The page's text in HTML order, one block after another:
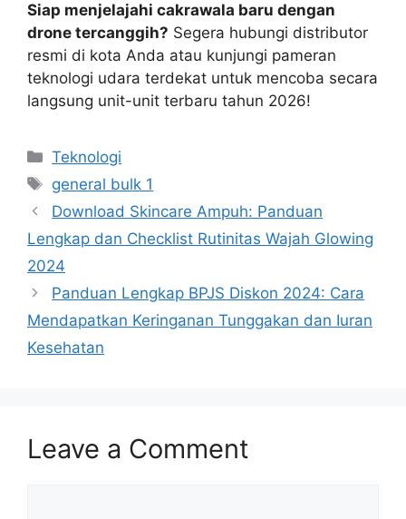
Siap menjelajahi cakrawala baru dengan
drone tercanggih? Segera hubungi distributor
resmi di kota Anda atau kunjungi pameran
teknologi udara terdekat untuk mencoba secara
langsung unit-unit terbaru tahun 2026!
Categories
Teknologi
Tags
general bulk 1
Download Skincare Ampuh: Panduan
Lengkap dan Checklist Rutinitas Wajah Glowing
2024
Panduan Lengkap BPJS Diskon 2024: Cara
Mendapatkan Keringanan Tunggakan dan Iuran
Kesehatan
Leave a Comment